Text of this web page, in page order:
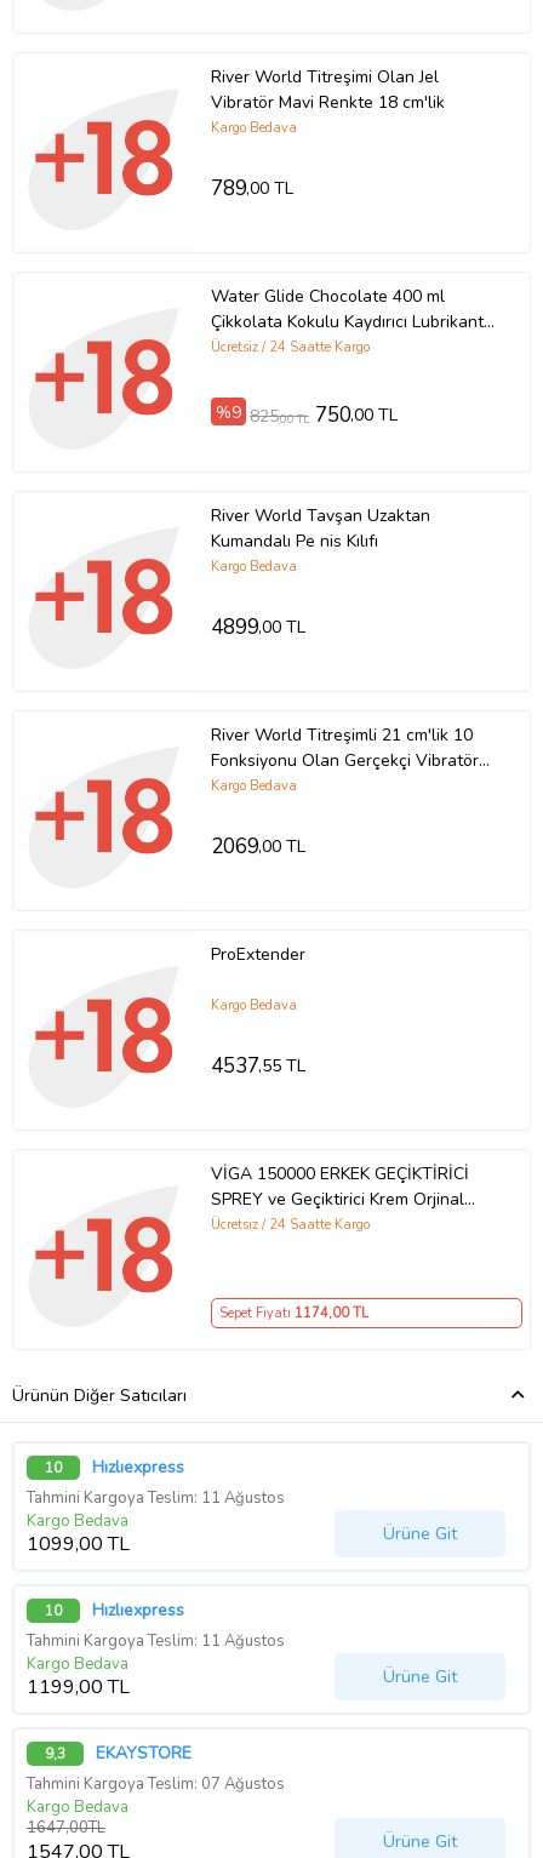
River World Titreşimi Olan Jel
Vibratör Mavi Renkte 18 cm'lik
Kargo Bedava
789,00 TL
Water Glide Chocolate 400 ml
Çikkolata Kokulu Kaydırıcı Lubrikant
Jel
Ücretsiz / 24 Saatte Kargo
%9 825,00 TL 750,00 TL
River World Tavşan Uzaktan
Kumandalı Pe nis Kılıfı
Kargo Bedava
4899,00 TL
River World Titreşimli 21 cm'lik 10
Fonksiyonu Olan Gerçekçi Vibratör
Pe nis
Kargo Bedava
2069,00 TL
ProExtender
Kargo Bedava
4537,55 TL
VİGA 150000 ERKEK GEÇİKTİRİCİ
SPREY ve Geçiktirici Krem Orjinal
MADE İN GERMANY
Ücretsiz / 24 Saatte Kargo
Sepet Fiyatı 1174,00 TL
Ürünün Diğer Satıcıları
10 Hızlıexpress
Tahmini Kargoya Teslim: 11 Ağustos
Kargo Bedava
1099,00 TL Ürüne Git
10 Hızlıexpress
Tahmini Kargoya Teslim: 11 Ağustos
Kargo Bedava
1199,00 TL Ürüne Git
9,3 EKAYSTORE
Tahmini Kargoya Teslim: 07 Ağustos
Kargo Bedava
1647,00TL
1547,00 TL Ürüne Git